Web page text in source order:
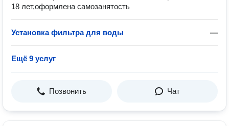
18 лет,оформлена самозанятость
Установка фильтра для воды —
Ещё 9 услуг
Позвонить Чат